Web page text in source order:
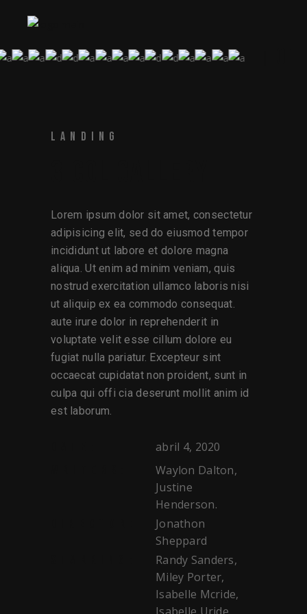
LANDING
Lorem ipsum dolor sit amet, consectetur
adipisicing elit, sed do eiusmod tempor
incididunt ut labore et dolore magna
aliqua. Ut enim ad minim veniam, quis
nostrud exercitation ullamco laboris nisi
ut aliquip ex ea commodo consequat.
aute irure dolor in reprehenderit in
voluptate velit esse cillum dolore eu
fugiat nulla pariatur. Excepteur sint
occaecat cupidatat non proident, sunt in
culpa qui offi cia deserunt mollit anim id
est laborum.
abril 4, 2020
Waylon Dalton,
Justine
Henderson.
Jonathon
Sheppard
Randy Sanders,
Miley Porter,
Isabelle Mcride,